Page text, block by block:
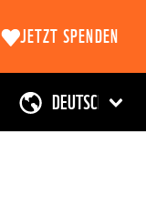
JETZT SPENDEN